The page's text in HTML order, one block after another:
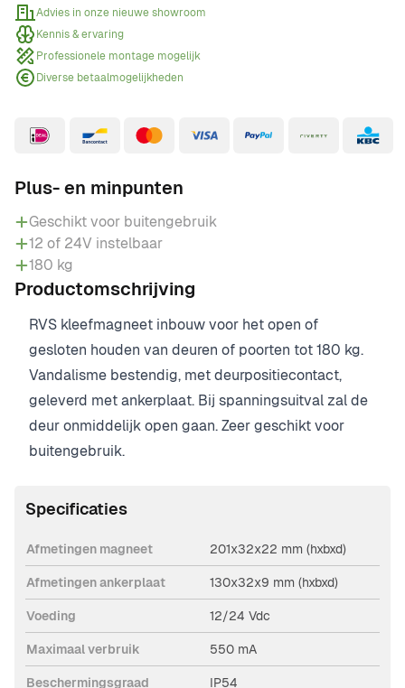
Advies in onze nieuwe showroom
Kennis & ervaring
Professionele montage mogelijk
Diverse betaalmogelijkheden
Plus- en minpunten
Geschikt voor buitengebruik
12 of 24V instelbaar
180 kg
Productomschrijving
RVS kleefmagneet inbouw voor het open of
gesloten houden van deuren of poorten tot 180 kg.
Vandalisme bestendig, met deurpositiecontact,
geleverd met ankerplaat. Bij spanningsuitval zal de
deur onmiddelijk open gaan. Zeer geschikt voor
buitengebruik.
Specificaties
Afmetingen magneet 201x32x22 mm (hxbxd)
Afmetingen ankerplaat 130x32x9 mm (hxbxd)
Voeding 12/24 Vdc
Maximaal verbruik 550 mA
Beschermingsgraad IP54